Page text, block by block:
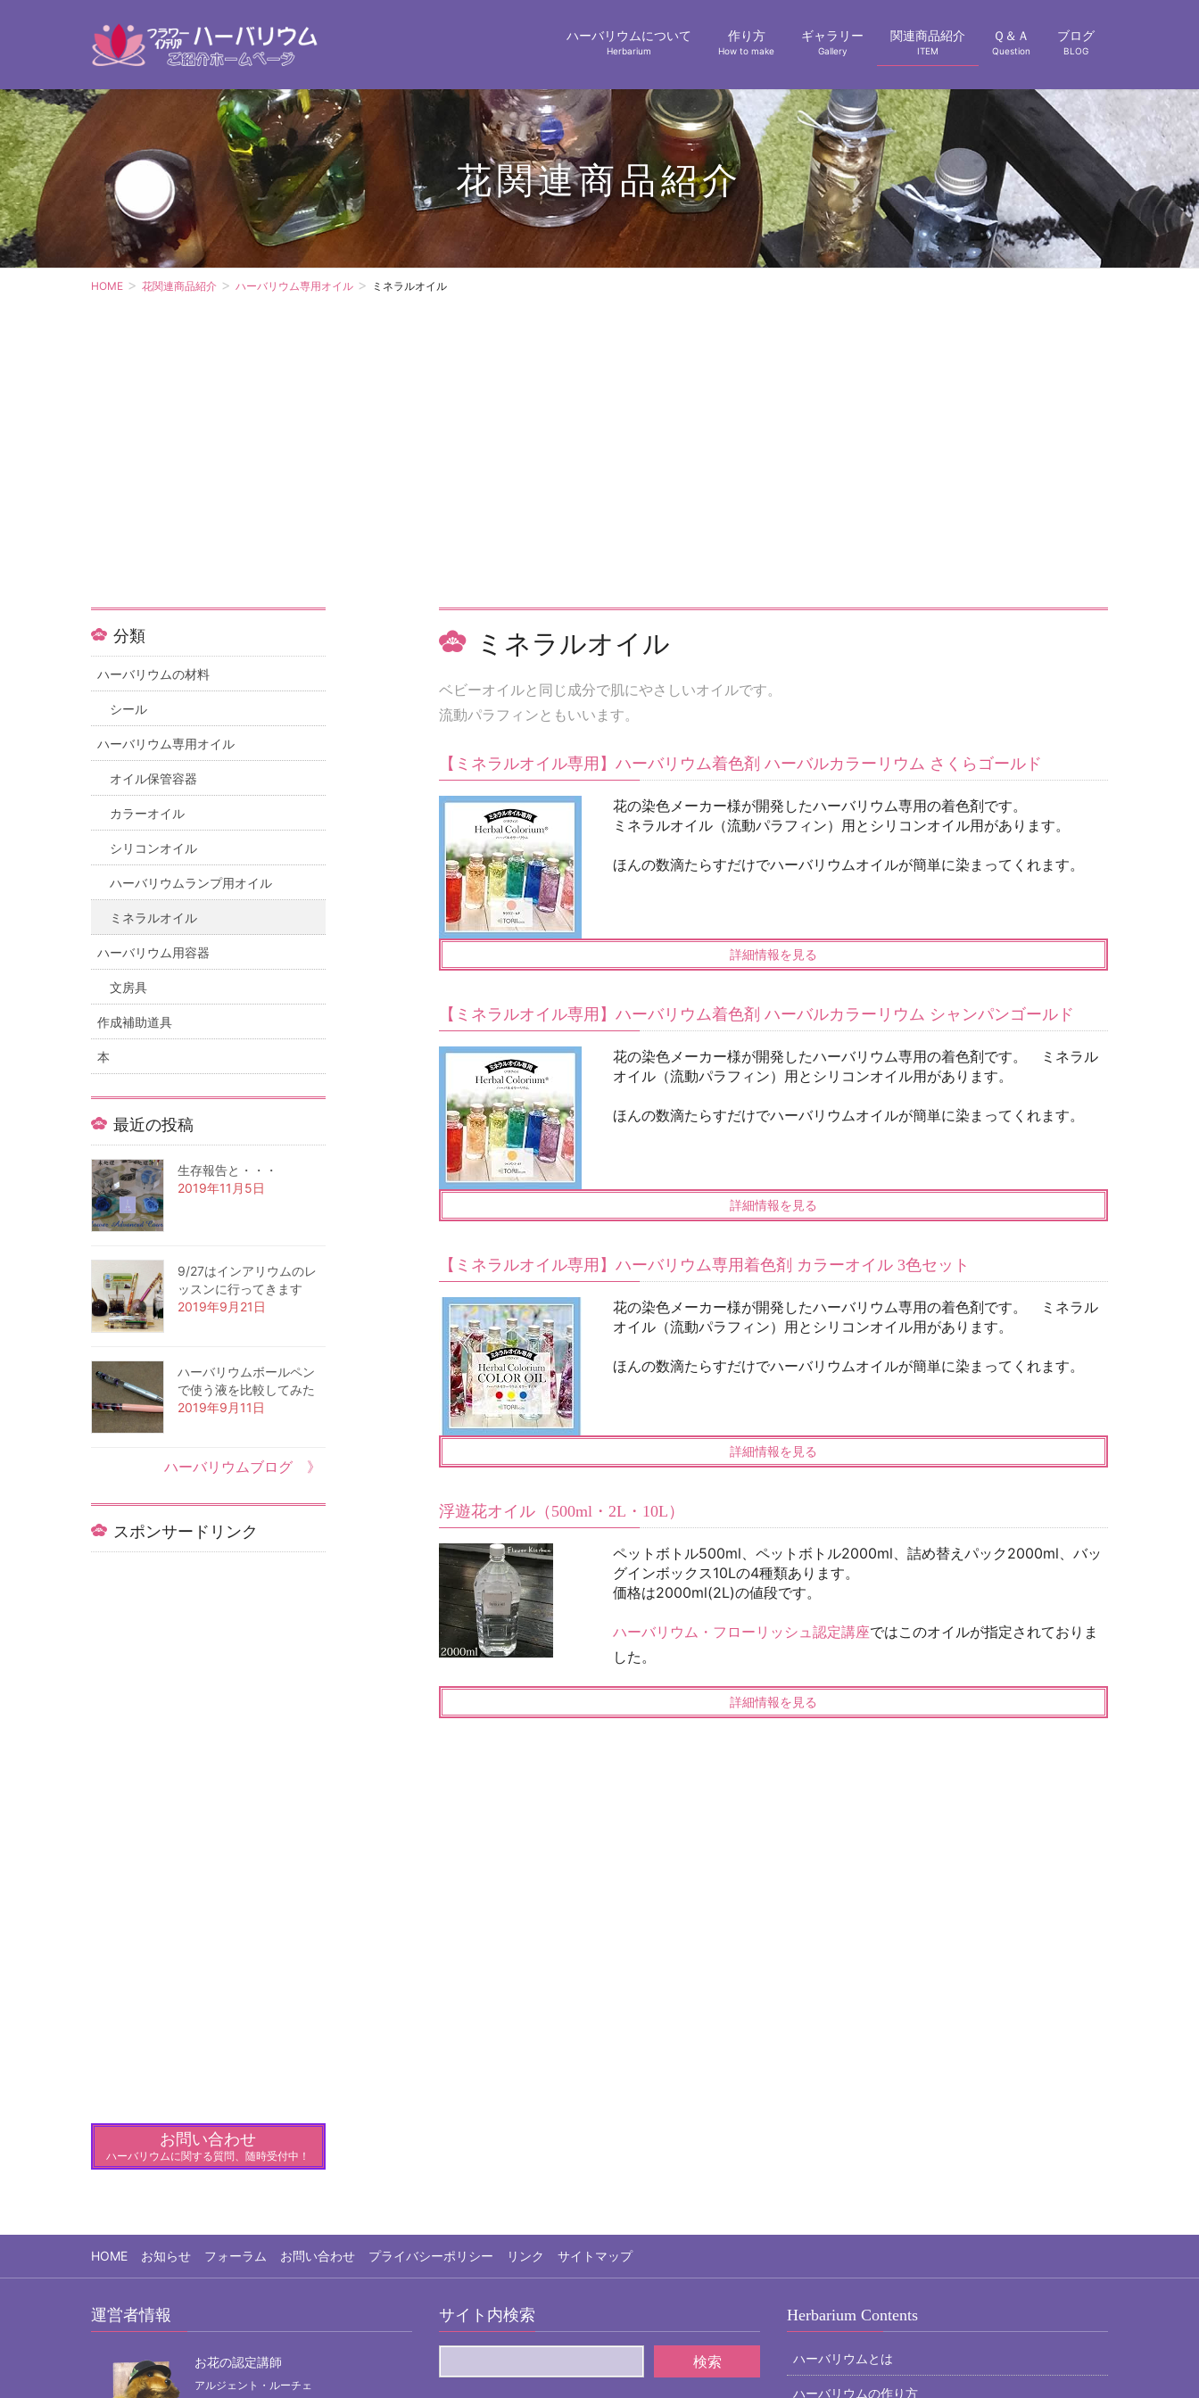
ハーバリウムについて
Herbarium
作り方
How to make
ギャラリー
Gallery
関連商品紹介
ITEM
Ｑ＆Ａ
Question
ブログ
BLOG
花関連商品紹介
HOME 花関連商品紹介 ハーバリウム専用オイル ミネラルオイル
ミネラルオイル
ベビーオイルと同じ成分で肌にやさしいオイルです。
流動パラフィンともいいます。
【ミネラルオイル専用】ハーバリウム着色剤 ハーバルカラーリウム さくらゴールド
花の染色メーカー様が開発したハーバリウム専用の着色剤です。
ミネラルオイル（流動パラフィン）用とシリコンオイル用があります。
ほんの数滴たらすだけでハーバリウムオイルが簡単に染まってくれます。
詳細情報を見る
【ミネラルオイル専用】ハーバリウム着色剤 ハーバルカラーリウム シャンパンゴールド
花の染色メーカー様が開発したハーバリウム専用の着色剤です。 ミネラル
オイル（流動パラフィン）用とシリコンオイル用があります。
ほんの数滴たらすだけでハーバリウムオイルが簡単に染まってくれます。
詳細情報を見る
【ミネラルオイル専用】ハーバリウム専用着色剤 カラーオイル 3色セット
花の染色メーカー様が開発したハーバリウム専用の着色剤です。 ミネラル
オイル（流動パラフィン）用とシリコンオイル用があります。
ほんの数滴たらすだけでハーバリウムオイルが簡単に染まってくれます。
詳細情報を見る
浮遊花オイル（500ml・2L・10L）
ペットボトル500ml、ペットボトル2000ml、詰め替えパック2000ml、バッ
グインボックス10Lの4種類あります。
価格は2000ml(2L)の値段です。
ハーバリウム・フローリッシュ認定講座ではこのオイルが指定されておりま
した。
詳細情報を見る
分類
ハーバリウムの材料
シール
ハーバリウム専用オイル
オイル保管容器
カラーオイル
シリコンオイル
ハーバリウムランプ用オイル
ミネラルオイル
ハーバリウム用容器
文房具
作成補助道具
本
最近の投稿
生存報告と・・・
2019年11月5日
9/27はインアリウムのレ
ッスンに行ってきます
2019年9月21日
ハーバリウムボールペン
で使う液を比較してみた
2019年9月11日
ハーバリウムブログ 》
スポンサードリンク
お問い合わせ
ハーバリウムに関する質問、随時受付中！
HOME お知らせ フォーラム お問い合わせ プライバシーポリシー リンク サイトマップ
運営者情報
お花の認定講師
アルジェント・ルーチェ
サイト内検索 Herbarium Contents
ハーバリウムとは
ハーバリウムの作り方